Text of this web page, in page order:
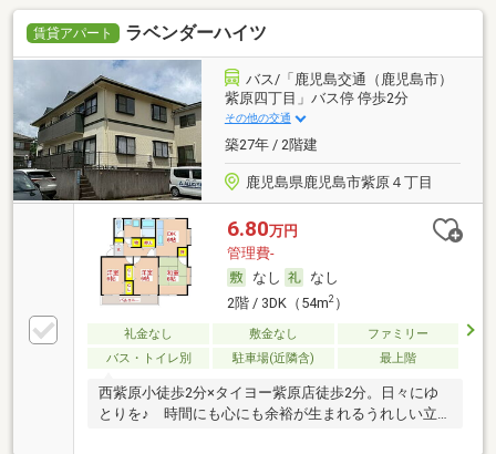
賃貸アパート ラベンダーハイツ
バス/「鹿児島交通（鹿児島市）
紫原四丁目」バス停 停歩2分
その他の交通
築27年 / 2階建
鹿児島県鹿児島市紫原４丁目
6.80万円
管理費-
なし
なし
2階 / 3DK（54m2）
礼金なし 敷金なし
ファミリー
バス・トイレ別
駐車場(近隣含) 最上階
西紫原小徒歩2分×タイヨー紫原店徒歩2分。日々にゆ
とりを♪ 時間にも心にも余裕が生まれるうれしい立…